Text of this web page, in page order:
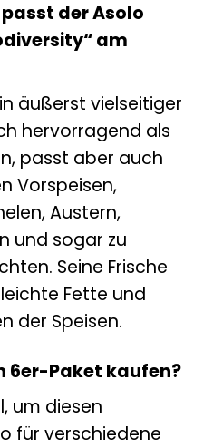
der Asolo
am
äußerst vielseitiger
hervorragend als
passt aber auch
Vorspeisen,
Austern,
und sogar zu
Seine Frische
Fette und
der Speisen.
6er-Paket kaufen?
um diesen
für verschiedene